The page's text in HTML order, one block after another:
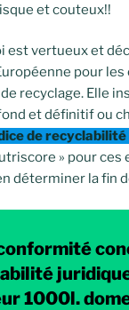
et couteux!!
est vertueux et
pour les
recyclage. Elle
et définitif ou
de recyclabilité
» pour ces
déterminer la fin
1000l.